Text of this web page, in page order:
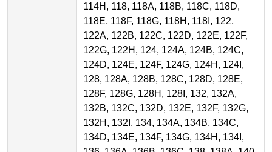
114H, 118, 118A, 118B, 118C, 118D,
118E, 118F, 118G, 118H, 118I, 122,
122A, 122B, 122C, 122D, 122E, 122F,
122G, 122H, 124, 124A, 124B, 124C,
124D, 124E, 124F, 124G, 124H, 124I,
128, 128A, 128B, 128C, 128D, 128E,
128F, 128G, 128H, 128I, 132, 132A,
132B, 132C, 132D, 132E, 132F, 132G,
132H, 132I, 134, 134A, 134B, 134C,
134D, 134E, 134F, 134G, 134H, 134I,